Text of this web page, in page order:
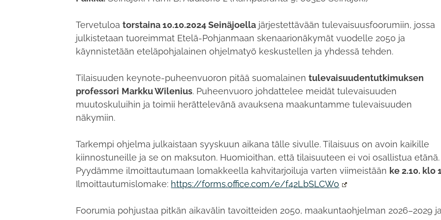
Tervetuloatorstaina 10.10.2024 Seinäjoella järjestettävään tulevaisuusfoorumiin, jossa
julkistetaan tuoreimmat Etelä-Pohjanmaan skenaarionäkymät vuodelle 2050 ja
käynnistetään eteläpohjalainen ohjelmatyö keskustellen ja yhdessä tehden.
Tilaisuuden keynote-puheenvuoron pitää suomalainentulevaisuudentutkimuksen
professori Markku Wilenius. Puheenvuoro johdattelee meidät tulevaisuuden
muutoskuluihin ja toimii herättelevänä avauksena maakuntamme tulevaisuuden
näkymiin.
Tarkempi ohjelma julkaistaan syyskuun aikana tälle sivulle. Tilaisuus on avoin kaikille
kiinnostuneille ja se on maksuton. Huomioithan, että tilaisuuteen ei voi osallistua etänä.
Pyydämme ilmoittautumaan lomakkeella kahvitarjoiluja varten viimeistään ke 2.10. klo
Ilmoittautumislomake: https://forms.office.com/e/f42LbSLCW0
Foorumia pohjustaa pitkän aikavälin tavoitteiden 2050, maakuntaohjelman 2026–2029 ja